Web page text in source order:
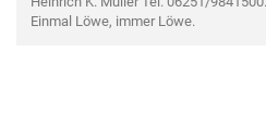
Einmal Löwe, immer Löwe.